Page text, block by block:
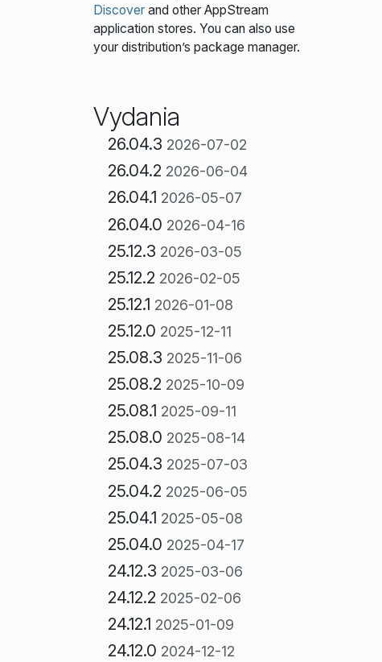
Discoverand other AppStream
application stores. You can also use
your distribution’s package manager.
Vydania
26.04.3 2026-07-02
26.04.2 2026-06-04
26.04.1 2026-05-07
26.04.0 2026-04-16
25.12.3 2026-03-05
25.12.2 2026-02-05
25.12.1 2026-01-08
25.12.0 2025-12-11
25.08.3 2025-11-06
25.08.2 2025-10-09
25.08.1 2025-09-11
25.08.0 2025-08-14
25.04.3 2025-07-03
25.04.2 2025-06-05
25.04.1 2025-05-08
25.04.0 2025-04-17
24.12.3 2025-03-06
24.12.2 2025-02-06
24.12.1 2025-01-09
24.12.0 2024-12-12